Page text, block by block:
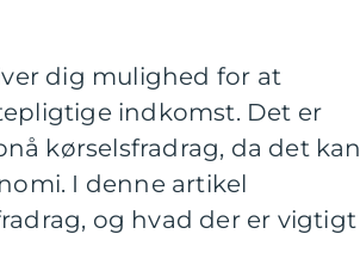
dig mulighed for at
indkomst. Det er
kørselsfradrag, da det kan
I denne artikel
og hvad der er vigtigt